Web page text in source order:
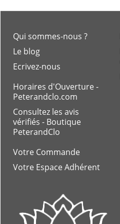
Qui sommes-nous ?
Le blog
Ecrivez-nous
Horaires d'Ouverture -
Peterandclo.com
Consultez les avis
vérifiés - Boutique
PeterandClo
Votre Commande
Votre Espace Adhérent